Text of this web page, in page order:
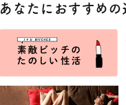
あなたにおすすめの